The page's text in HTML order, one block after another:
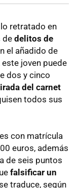
retratado en
de delitos de
el añadido de
joven puede
dos y cinco
del carnet
todos sus
con matrícula
euros, además
de seis puntos
falsificar un
traduce, según